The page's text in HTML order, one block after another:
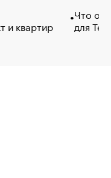
и квартир
Что
для